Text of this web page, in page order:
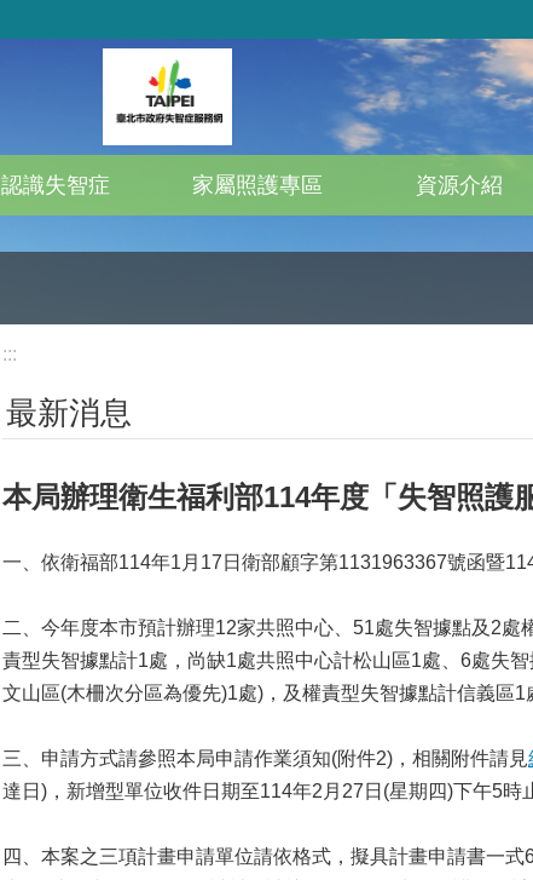
認識失智症 家屬照護專區 資源介紹
:::
最新消息
本局辦理衛生福利部114年度「失智照護
一、依衛福部114年1月17日衛部顧字第1131963367號函暨
二、今年度本市預計辦理12家共照中心、51處失智據點及2
責型失智據點計1處，尚缺1處共照中心計松山區1處、6處失
文山區(木柵次分區為優先)1處)，及權責型失智據點計信義區1
三、申請方式請參照本局申請作業須知(附件2)，相關附件請見
達日)，新增型單位收件日期至114年2月27日(星期四)下午5時
四、本案之三項計畫申請單位請依格式，擬具計畫申請書一